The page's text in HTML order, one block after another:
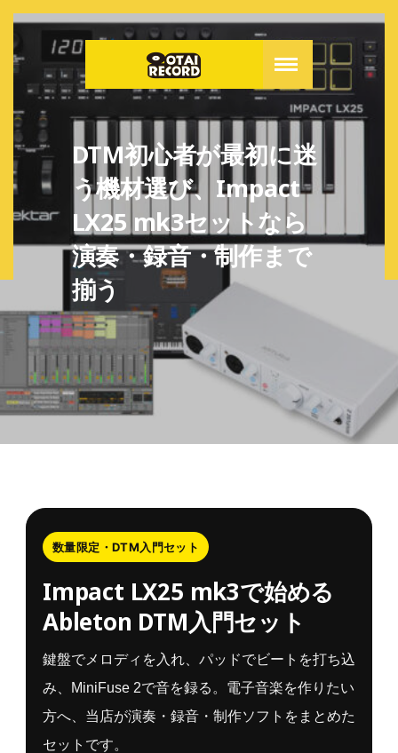
DTM初心者が最初に迷
う機材選び、Impact
LX25 mk3セットなら
演奏・録音・制作まで
揃う
数量限定・DTM入門セット
Impact LX25 mk3で始める
Ableton DTM入門セット
鍵盤でメロディを入れ、パッドでビートを打ち込
み、MiniFuse 2で音を録る。電子音楽を作りたい
方へ、当店が演奏・録音・制作ソフトをまとめた
セットです。